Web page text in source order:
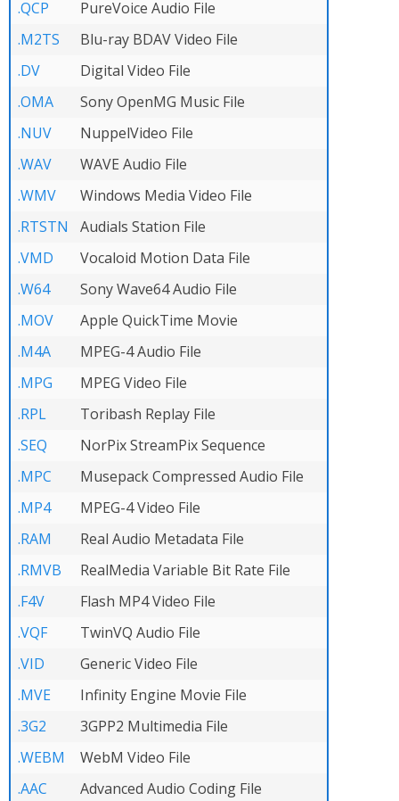
.QCP
PureVoice Audio File
.M2TS
Blu-ray BDAV Video File
.DV
Digital Video File
.OMA
Sony OpenMG Music File
.NUV
NuppelVideo File
.WAV
WAVE Audio File
.WMV
Windows Media Video File
.RTSTN
Audials Station File
.VMD
Vocaloid Motion Data File
.W64
Sony Wave64 Audio File
.MOV
Apple QuickTime Movie
.M4A
MPEG-4 Audio File
.MPG
MPEG Video File
.RPL
Toribash Replay File
.SEQ
NorPix StreamPix Sequence
.MPC
Musepack Compressed Audio File
.MP4
MPEG-4 Video File
.RAM
Real Audio Metadata File
.RMVB
RealMedia Variable Bit Rate File
.F4V
Flash MP4 Video File
.VQF
TwinVQ Audio File
.VID
Generic Video File
.MVE
Infinity Engine Movie File
.3G2
3GPP2 Multimedia File
.WEBM
WebM Video File
.AAC
Advanced Audio Coding File